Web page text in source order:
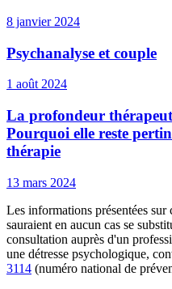
8 janvier 2024
Psychanalyse et couple
1 août 2024
La profondeur
Pourquoi elle reste
thérapie
13 mars 2024
Les informations présentées
sauraient en aucun cas se
consultation auprès d'un
une détresse psychologique,
3114 (numéro national de